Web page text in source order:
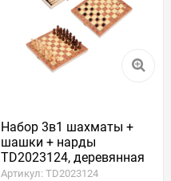
Набор 3в1 шахматы +
шашки + нарды
TD2023124, деревянная
магнитная доска (25x27
Артикул: TD2023124